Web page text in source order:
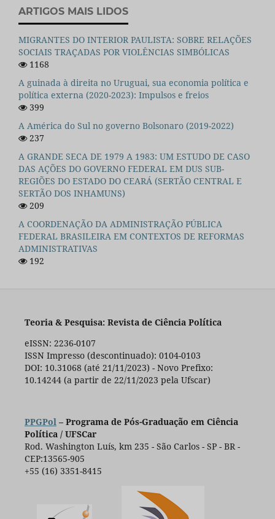
ARTIGOS MAIS LIDOS
MIGRANTES DO INTERIOR PAULISTA: SOBRE RELAÇÕES
SOCIAIS TRAÇADAS POR VIOLÊNCIAS SIMBÓLICAS
1168
A guinada à direita no Uruguai, sua economia política e
política externa (2020-2023): Impulsos e freios
399
A América do Sul no governo Bolsonaro (2019-2022)
237
A GRANDE SECA DE 1979 A 1983: UM ESTUDO DE CASO
DAS AÇÕES DO GOVERNO FEDERAL EM DUS SUB-
REGIÕES DO ESTADO DO CEARÁ (SERTÃO CENTRAL E
SERTÃO DOS INHAMUNS)
209
A COORDENAÇÃO DA ADMINISTRAÇÃO PÚBLICA
FEDERAL BRASILEIRA EM CONTEXTOS DE REFORMAS
ADMINISTRATIVAS
192
Teoria & Pesquisa: Revista de Ciência Política
eISSN: 2236-0107
ISSN Impresso (descontinuado): 0104-0103
DOI: 10.31068 (até 21/11/2023) - Novo Prefixo:
10.14244 (a partir de 22/11/2023 pela Ufscar)
PPGPol – Programa de Pós-Graduação em Ciência
Política / UFSCar
Rod. Washington Luís, km 235 - São Carlos - SP - BR -
CEP:13565-905
+55 (16) 3351-8415